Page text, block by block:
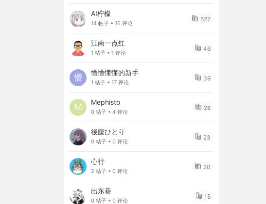
AI柠檬
14 帖子 • 16 评论
527
江南一点红
1 帖子 • 1 评论
46
懵 懵懵懂懂的新手
1 帖子 • 17 评论
39
M Mephisto
0 帖子 • 4 评论
28
後藤ひとり
0 帖子 • 0 评论
23
心行
2 帖子 • 0 评论
20
出东巷
0 帖子 • 0 评论
15